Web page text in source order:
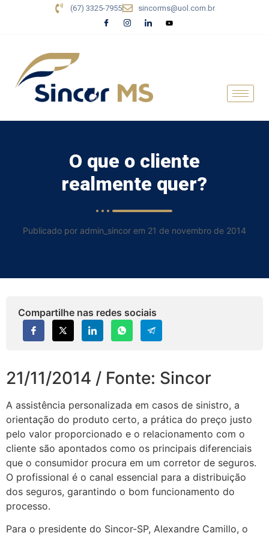
(67) 3325-7955 sincorms@uol.com.br
O que o cliente
realmente quer?
Publicado por admin_sincor em 21 de novembro de 2014
Compartilhe nas redes sociais
21/11/2014 / Fonte: Sincor
A assistência personalizada em casos de sinistro, a
orientação do produto certo, a prática do preço justo
pelo valor proporcionado e o relacionamento com o
cliente são apontados como os principais diferenciais
que o consumidor procura em um corretor de seguros.
O profissional é o canal essencial para a distribuição
dos seguros, garantindo o bom funcionamento do
processo.
Para o presidente do Sincor-SP, Alexandre Camillo, o